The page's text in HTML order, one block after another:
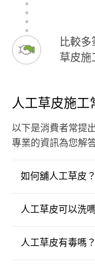
比較
草皮施
人工草皮施工
以下是消費者常提
專業的資訊為您解答
如何舖人工草皮？
人工草皮可以洗
人工草皮有毒嗎？